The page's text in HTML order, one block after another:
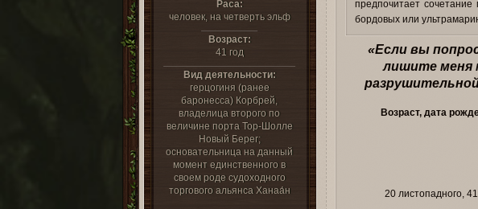
Раса:
человек, на четверть эльф
Возраст:
41 год
Вид деятельности:
герцогиня (ранее
баронесса) Корбрей,
владелица второго по
величине порта Тор-Шолле
Новый Берег;
основательница на данный
момент единственного в
своем роде судоходного
торгового альянса Ханаа́н
предпочитает
бордовых или
«Если вы
лишите меня
Возраст, дата
20 листопадного,